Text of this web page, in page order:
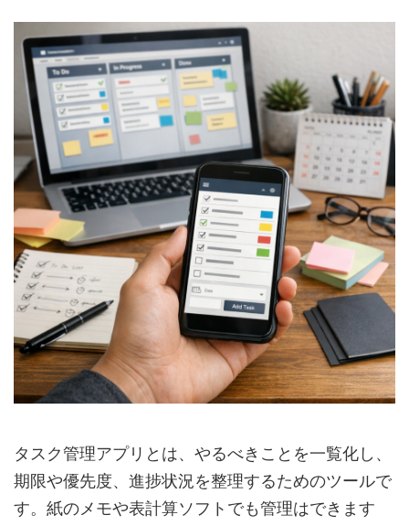
タスク管理アプリとは、やるべきことを一覧化し、
期限や優先度、進捗状況を整理するためのツールで
す。紙のメモや表計算ソフトでも管理はできます